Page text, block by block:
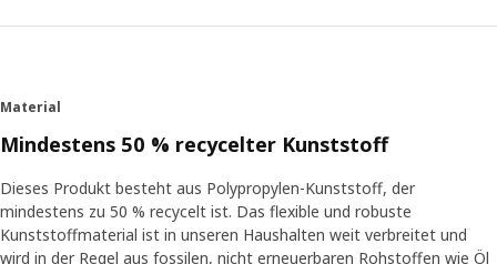
Material
Mindestens 50 % recycelter Kunststoff
Dieses Produkt besteht aus Polypropylen-Kunststoff, der
mindestens zu 50 % recycelt ist. Das flexible und robuste
Kunststoffmaterial ist in unseren Haushalten weit verbreitet und
wird in der Regel aus fossilen, nicht erneuerbaren Rohstoffen wie Öl